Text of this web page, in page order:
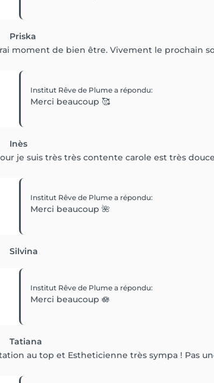
Priska
moment de bien être. Vivement le prochain
Institut Rêve de Plume a répondu:
Merci beaucoup 🥰
Inès
je suis très très contente carole est très
Institut Rêve de Plume a répondu:
Merci beaucoup 🌺
Silvina
Institut Rêve de Plume a répondu:
Merci beaucoup 🪷
Tatiana
au top et Estheticienne très sympa ! Pas